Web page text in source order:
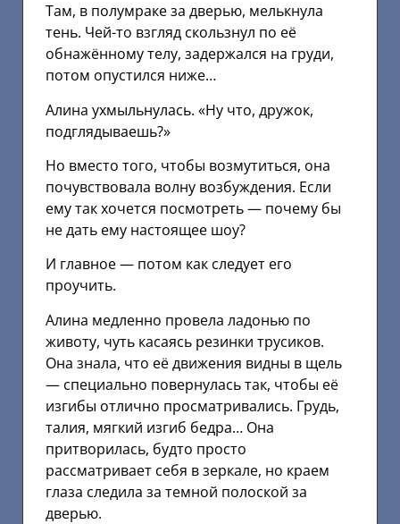
Там, в полумраке за дверью, мелькнула
тень. Чей-то взгляд скользнул по её
обнажённому телу, задержался на груди,
потом опустился ниже…
Алина ухмыльнулась. «Ну что, дружок,
подглядываешь?»
Но вместо того, чтобы возмутиться, она
почувствовала волну возбуждения. Если
ему так хочется посмотреть — почему бы
не дать ему настоящее шоу?
И главное — потом как следует его
проучить.
Алина медленно провела ладонью по
животу, чуть касаясь резинки трусиков.
Она знала, что её движения видны в щель
— специально повернулась так, чтобы её
изгибы отлично просматривались. Грудь,
талия, мягкий изгиб бедра… Она
притворилась, будто просто
рассматривает себя в зеркале, но краем
глаза следила за темной полоской за
дверью.